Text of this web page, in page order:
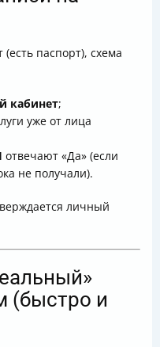
паспорт), схема
кабинет;
уже от лица
отвечают «Да» (если
не получали).
личный
(быстро и